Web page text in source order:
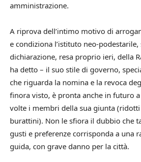
amministrazione.
A riprova dell’intimo motivo di
e condiziona l’istituto neo-
dichiarazione, resa proprio ieri, della
ha detto – il suo stile di governo,
che riguarda la nomina e la revoca
finora visto, è pronta anche in futuro
volte i membri della sua giunta
burattini). Non le sfiora il dubbio che
gusti e preferenze corrisponda a una
guida, con grave danno per la città.